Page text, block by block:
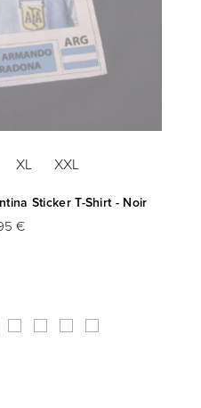
XL XXL
Sticker T-Shirt - Noir
€